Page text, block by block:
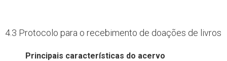
4.3 Protocolo para o recebimento de doações de livros
Principais características do acervo